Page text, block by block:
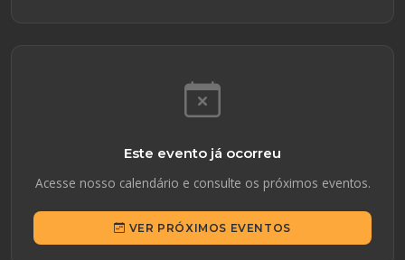
Este evento já ocorreu
Acesse nosso calendário e consulte os próximos eventos.
VER PRÓXIMOS EVENTOS